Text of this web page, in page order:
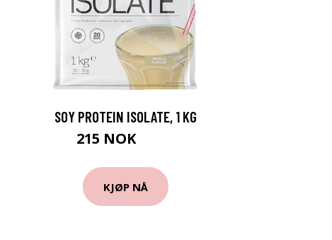
SOY PROTEIN ISOLATE, 1 KG
215 NOK
KJØP NÅ